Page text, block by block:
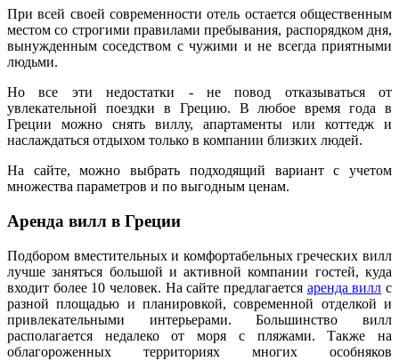
При всей своей современности отель остается общественным
местом со строгими правилами пребывания, распорядком дня,
вынужденным соседством с чужими и не всегда приятными
людьми.
Но все эти недостатки - не повод отказываться от
увлекательной поездки в Грецию. В любое время года в
Греции можно снять виллу, апартаменты или коттедж и
наслаждаться отдыхом только в компании близких людей.
На сайте, можно выбрать подходящий вариант с учетом
множества параметров и по выгодным ценам.
Аренда вилл в Греции
Подбором вместительных и комфортабельных греческих вилл
лучше заняться большой и активной компании гостей, куда
входит более 10 человек. На сайте предлагается аренда вилл с
разной площадью и планировкой, современной отделкой и
привлекательными интерьерами. Большинство вилл
располагается недалеко от моря с пляжами. Также на
облагороженных территориях многих особняков